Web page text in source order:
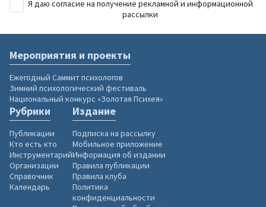
Я даю согласие на получение рекламной и информационной
рассылки
Мероприятия и проекты
Ежегодный Саммит психологов
Зимний психологический фестиваль
Национальный конкурс «Золотая Психея»
Рубрики
Публикации
Кто есть кто
Инструментарий
Организации
Справочник
Календарь
Издание
Подписка на рассылку
Мобильное приложение
Информация об издании
Правила публикации
Правила клуба
Политика
конфиденциальности